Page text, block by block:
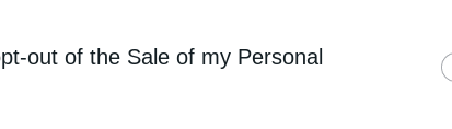
out of the Sale of my Personal